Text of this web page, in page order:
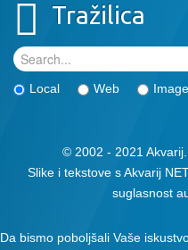
Tražilica
Local Web
© 2002 - 2021
Slike i tekstove s Akvarij
suglasnost
Da bismo poboljšali Vaše